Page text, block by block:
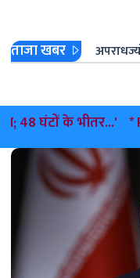
ताजा खबर अपराध
भीतर...' * PoK में